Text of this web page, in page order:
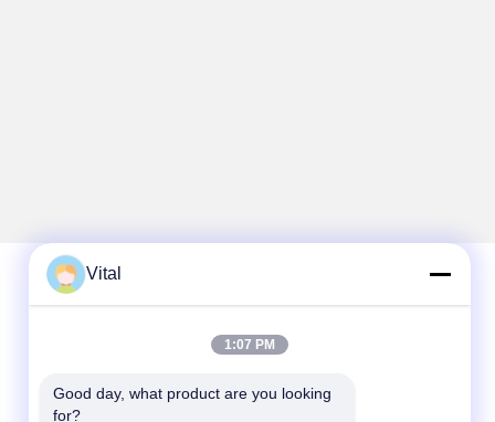
Tel
Vital
1:07 PM
Good day, what product are you looking
for?